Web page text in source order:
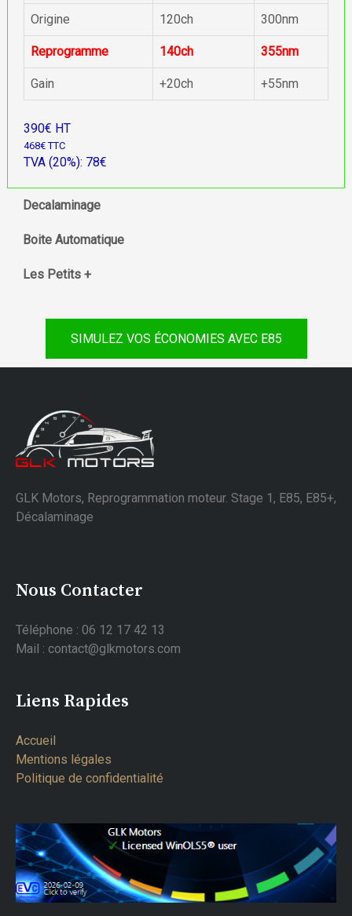
Origine 120ch 300nm
Reprogramme 140ch 355nm
Gain +20ch +55nm
390€ HT
468€ TTC
TVA (20%): 78€
Decalaminage
Boite Automatique
Les Petits +
SIMULEZ VOS ÉCONOMIES AVEC E85
GLK Motors, Reprogrammation moteur. Stage 1, E85, E85+,
Décalaminage
Nous Contacter
Téléphone : 06 12 17 42 13
Mail : contact@glkmotors.com
Liens Rapides
Accueil
Mentions légales
Politique de confidentialité